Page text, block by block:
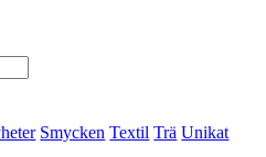
Smycken Textil Trä Unikat